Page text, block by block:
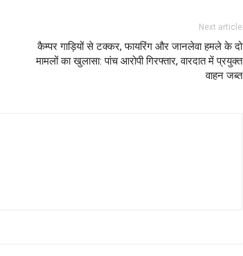
Next article
कैम्पर गाड़ियों से टक्कर, फायरिंग और जानलेवा हमले के दो
मामलों का खुलासा: पांच आरोपी गिरफ्तार, वारदात में प्रयुक्त
वाहन जब्त